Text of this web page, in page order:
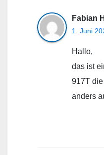
Fabian
1. Juni
Hallo,
das ist
917T
anders